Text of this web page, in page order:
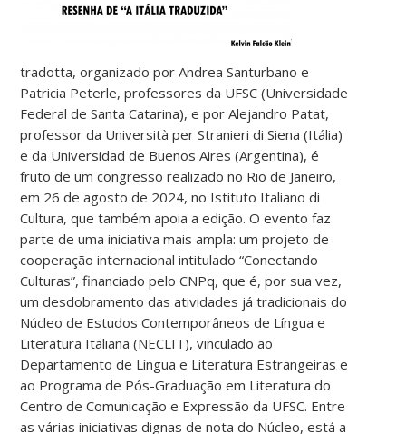
tradotta, organizado por Andrea Santurbano e
Patricia Peterle, professores da UFSC (Universidade
Federal de Santa Catarina), e por Alejandro Patat,
professor da Università per Stranieri di Siena (Itália)
e da Universidad de Buenos Aires (Argentina), é
fruto de um congresso realizado no Rio de Janeiro,
em 26 de agosto de 2024, no Istituto Italiano di
Cultura, que também apoia a edição. O evento faz
parte de uma iniciativa mais ampla: um projeto de
cooperação internacional intitulado “Conectando
Culturas”, financiado pelo CNPq, que é, por sua vez,
um desdobramento das atividades já tradicionais do
Núcleo de Estudos Contemporâneos de Língua e
Literatura Italiana (NECLIT), vinculado ao
Departamento de Língua e Literatura Estrangeiras e
ao Programa de Pós-Graduação em Literatura do
Centro de Comunicação e Expressão da UFSC. Entre
as várias iniciativas dignas de nota do Núcleo, está a